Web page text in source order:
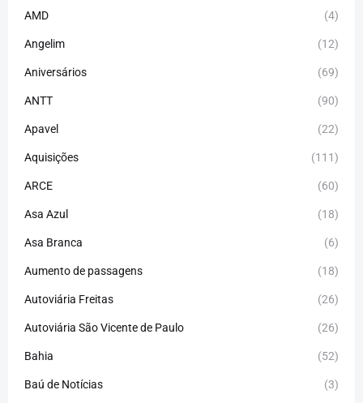
AMD (4)
Angelim (12)
Aniversários (69)
ANTT (90)
Apavel (22)
Aquisições (111)
ARCE (60)
Asa Azul (18)
Asa Branca (6)
Aumento de passagens (18)
Autoviária Freitas (26)
Autoviária São Vicente de Paulo (26)
Bahia (52)
Baú de Notícias (3)